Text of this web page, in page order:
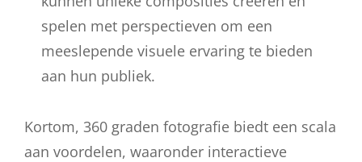
spelen met perspectieven om een
meeslepende visuele ervaring te bieden
aan hun publiek.
Kortom, 360 graden fotografie biedt een scala
aan voordelen, waaronder interactieve